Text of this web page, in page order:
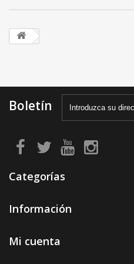
Boletín
Categorías
Información
Mi cuenta